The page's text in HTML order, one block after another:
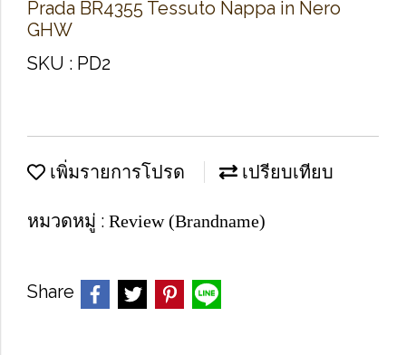
Prada BR4355 Tessuto Nappa in Nero
GHW
SKU : PD2
เพิ่มรายการโปรด เปรียบเทียบ
หมวดหมู่ : Review (Brandname)
Share